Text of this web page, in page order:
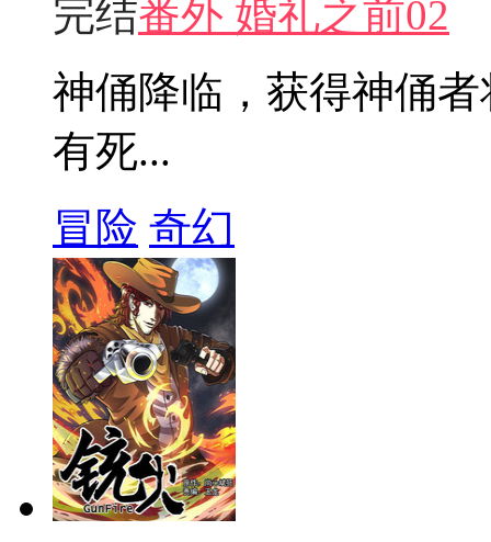
完结番外 婚礼之前02
神俑降临，获得神俑
有死...
冒险 奇幻